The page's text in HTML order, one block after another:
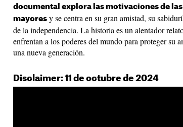
documental explora las motivaciones de
mayores y se centra en su gran amistad, su
de la independencia. La historia es un alentador
enfrentan a los poderes del mundo para proteger su
una nueva generación.
Disclaimer: 11 de octubre de 2024